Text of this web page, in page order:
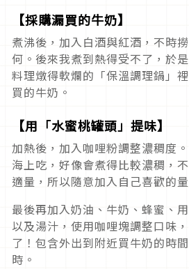
【採購漏買的牛奶】
煮沸後，加入白酒與紅酒，不時
何。後來我煮到熱得受不了，於
料理燉得軟爛的「保溫調理鍋」
買的牛奶。
【用「水蜜桃罐頭」提味】
加熱後，加入咖哩粉調整濃稠度
海上吃，好像會煮得比較濃稠，
適量，所以隨意加入自己喜歡的量
最後再加入奶油、牛奶、蜂蜜、
以及湯汁，使用咖哩塊調整口味
了！包含外出到附近買牛奶的時
時。